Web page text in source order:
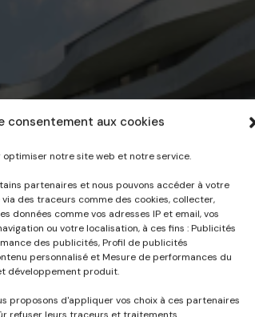
consentement aux cookies
optimiser notre site web et notre service.
partenaires et nous pouvons accéder à votre
des traceurs comme des cookies, collecter,
données comme vos adresses IP et email, vos
ou votre localisation, à ces fins : Publicités
des publicités, Profil de publicités
personnalisé et Mesure de performances du
développement produit.
proposons d'appliquer vos choix à ces partenaires